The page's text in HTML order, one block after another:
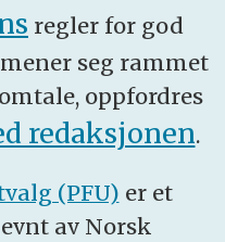
regler for god
seg rammet
oppfordres
redaksjonen.
(PFU) er et
av Norsk